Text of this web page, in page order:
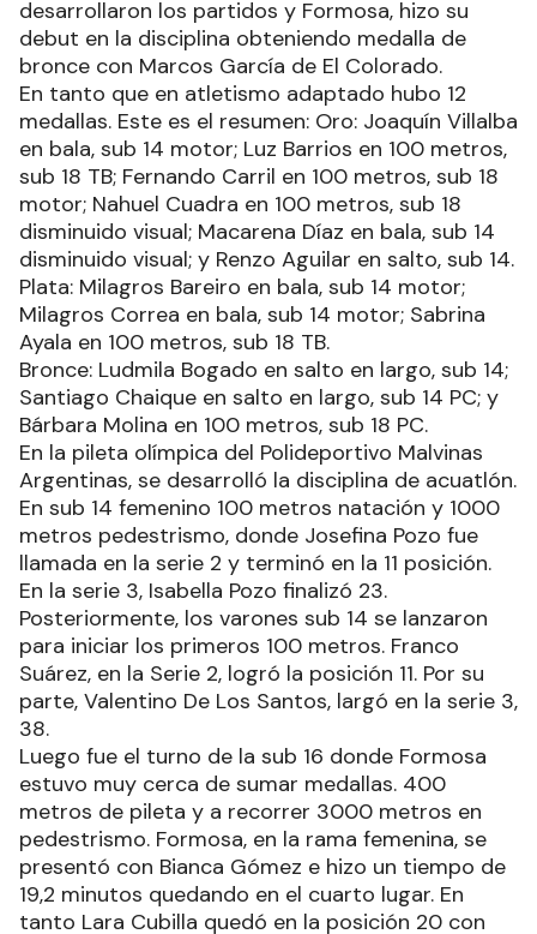
desarrollaron los partidos y Formosa, hizo su
debut en la disciplina obteniendo medalla de
bronce con Marcos García de El Colorado.
En tanto que en atletismo adaptado hubo 12
medallas. Este es el resumen: Oro: Joaquín Villalba
en bala, sub 14 motor; Luz Barrios en 100 metros,
sub 18 TB; Fernando Carril en 100 metros, sub 18
motor; Nahuel Cuadra en 100 metros, sub 18
disminuido visual; Macarena Díaz en bala, sub 14
disminuido visual; y Renzo Aguilar en salto, sub 14.
Plata: Milagros Bareiro en bala, sub 14 motor;
Milagros Correa en bala, sub 14 motor; Sabrina
Ayala en 100 metros, sub 18 TB.
Bronce: Ludmila Bogado en salto en largo, sub 14;
Santiago Chaique en salto en largo, sub 14 PC; y
Bárbara Molina en 100 metros, sub 18 PC.
En la pileta olímpica del Polideportivo Malvinas
Argentinas, se desarrolló la disciplina de acuatlón.
En sub 14 femenino 100 metros natación y 1000
metros pedestrismo, donde Josefina Pozo fue
llamada en la serie 2 y terminó en la 11 posición.
En la serie 3, Isabella Pozo finalizó 23.
Posteriormente, los varones sub 14 se lanzaron
para iniciar los primeros 100 metros. Franco
Suárez, en la Serie 2, logró la posición 11. Por su
parte, Valentino De Los Santos, largó en la serie 3,
38.
Luego fue el turno de la sub 16 donde Formosa
estuvo muy cerca de sumar medallas. 400
metros de pileta y a recorrer 3000 metros en
pedestrismo. Formosa, en la rama femenina, se
presentó con Bianca Gómez e hizo un tiempo de
19,2 minutos quedando en el cuarto lugar. En
tanto Lara Cubilla quedó en la posición 20 con